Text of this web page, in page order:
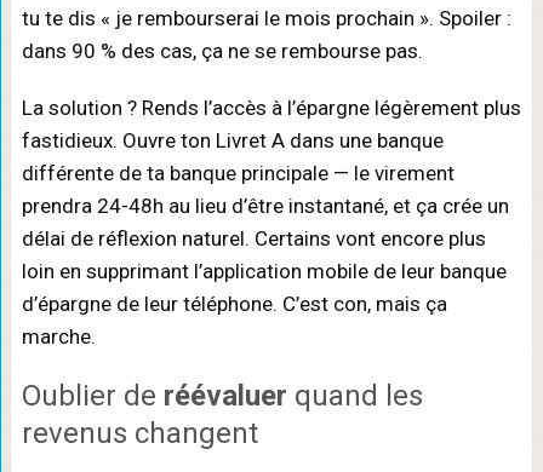
tu te dis « je rembourserai le mois prochain ». Spoiler :
dans 90 % des cas, ça ne se rembourse pas.
La solution ? Rends l’accès à l’épargne légèrement plus
fastidieux. Ouvre ton Livret A dans une banque
différente de ta banque principale — le virement
prendra 24-48h au lieu d’être instantané, et ça crée un
délai de réflexion naturel. Certains vont encore plus
loin en supprimant l’application mobile de leur banque
d’épargne de leur téléphone. C’est con, mais ça
marche.
Oublier de réévaluer quand les
revenus changent